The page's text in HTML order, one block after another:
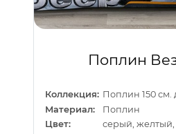
Поплин
Коллекция: Поплин 150 см.
Материал:
Поплин
Цвет:
серый,